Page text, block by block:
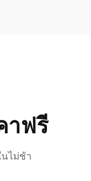
าฟรี
ไม่ช้า